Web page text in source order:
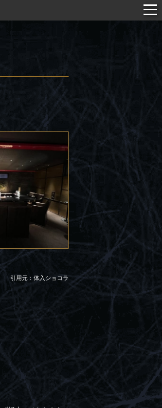
引用元：体入ショコラ